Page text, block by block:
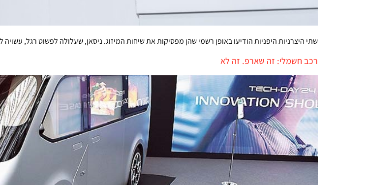
שתי היצרניות היפניות הודיעו באופן רשמי שהן מפסיקות את שיחות המיזוג. ניסאן, שעלולה לפשוט רגל,
רכב חשמלי: זה שארפ. זה לא